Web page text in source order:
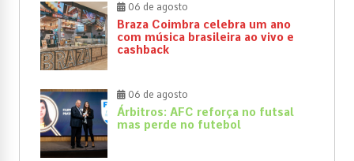
06 de agosto
Braza Coimbra celebra um ano
com música brasileira ao vivo e
cashback
06 de agosto
Árbitros: AFC reforça no futsal
mas perde no futebol